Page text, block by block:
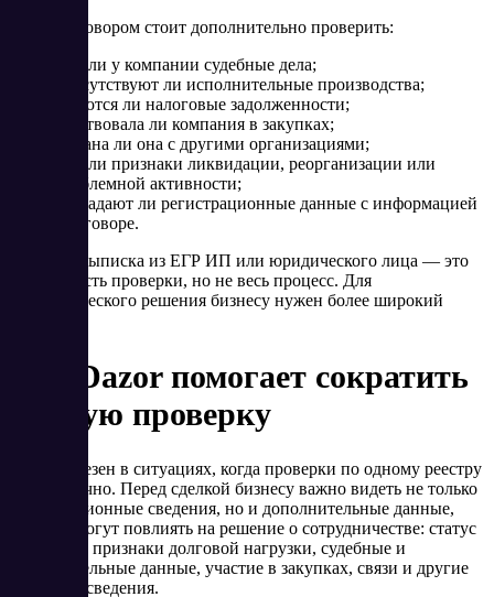
Перед договором стоит дополнительно проверить:
есть ли у компании судебные дела;
присутствуют ли исполнительные производства;
имеются ли налоговые задолженности;
участвовала ли компания в закупках;
связана ли она с другими организациями;
есть ли признаки ликвидации, реорганизации или
проблемной активности;
совпадают ли регистрационные данные с информацией
в договоре.
Поэтому выписка из ЕГР ИП или юридического лица — это
важная часть проверки, но не весь процесс. Для
управленческого решения бизнесу нужен более широкий
Как Dazor помогает сократить
ручную проверку
Dazor полезен в ситуациях, когда проверки по одному реестру
недостаточно. Перед сделкой бизнесу важно видеть не только
регистрационные сведения, но и дополнительные данные,
которые могут повлиять на решение о сотрудничестве: статус
компании, признаки долговой нагрузки, судебные и
исполнительные данные, участие в закупках, связи и другие
значимые сведения.